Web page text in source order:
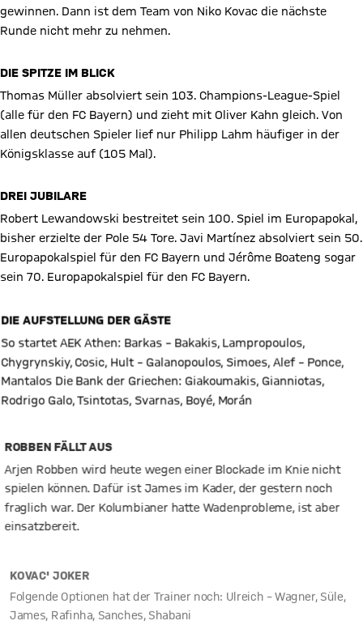
gewinnen. Dann ist dem Team von Niko Kovac die nächste
Runde nicht mehr zu nehmen.
DIE SPITZE IM BLICK
Thomas Müller absolviert sein 103. Champions-League-Spiel
(alle für den FC Bayern) und zieht mit Oliver Kahn gleich. Von
allen deutschen Spieler lief nur Philipp Lahm häufiger in der
Königsklasse auf (105 Mal).
DREI JUBILARE
Robert Lewandowski bestreitet sein 100. Spiel im Europapokal,
bisher erzielte der Pole 54 Tore. Javi Martínez absolviert sein 50.
Europapokalspiel für den FC Bayern und Jérôme Boateng sogar
sein 70. Europapokalspiel für den FC Bayern.
DIE AUFSTELLUNG DER GÄSTE
So startet AEK Athen: Barkas – Bakakis, Lampropoulos,
Chygrynskiy, Cosic, Hult – Galanopoulos, Simoes, Alef – Ponce,
Mantalos Die Bank der Griechen: Giakoumakis, Gianniotas,
Rodrigo Galo, Tsintotas, Svarnas, Boyé, Morán
ROBBEN FÄLLT AUS
Arjen Robben wird heute wegen einer Blockade im Knie nicht
spielen können. Dafür ist James im Kader, der gestern noch
fraglich war. Der Kolumbianer hatte Wadenprobleme, ist aber
einsatzbereit.
James, Rafinha, Sanches, Shabani